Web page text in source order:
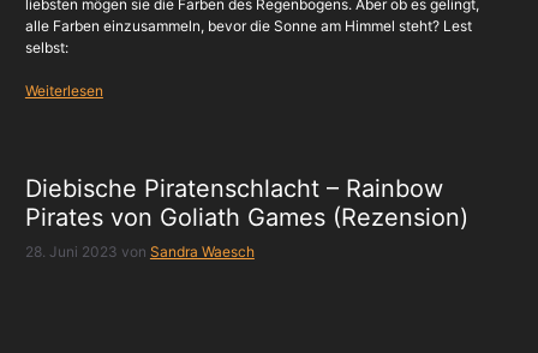
liebsten mögen sie die Farben des Regenbogens. Aber ob es gelingt,
alle Farben einzusammeln, bevor die Sonne am Himmel steht? Lest
selbst:
Weiterlesen
Diebische Piratenschlacht – Rainbow
Pirates von Goliath Games (Rezension)
28. Juni 2023 von Sandra Waesch